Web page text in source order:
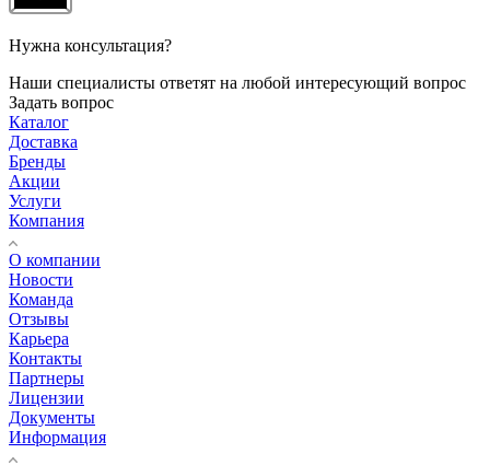
Нужна консультация?
Наши специалисты ответят на любой интересующий вопрос
Задать вопрос
Каталог
Доставка
Бренды
Акции
Услуги
Компания
О компании
Новости
Команда
Отзывы
Карьера
Контакты
Партнеры
Лицензии
Документы
Информация